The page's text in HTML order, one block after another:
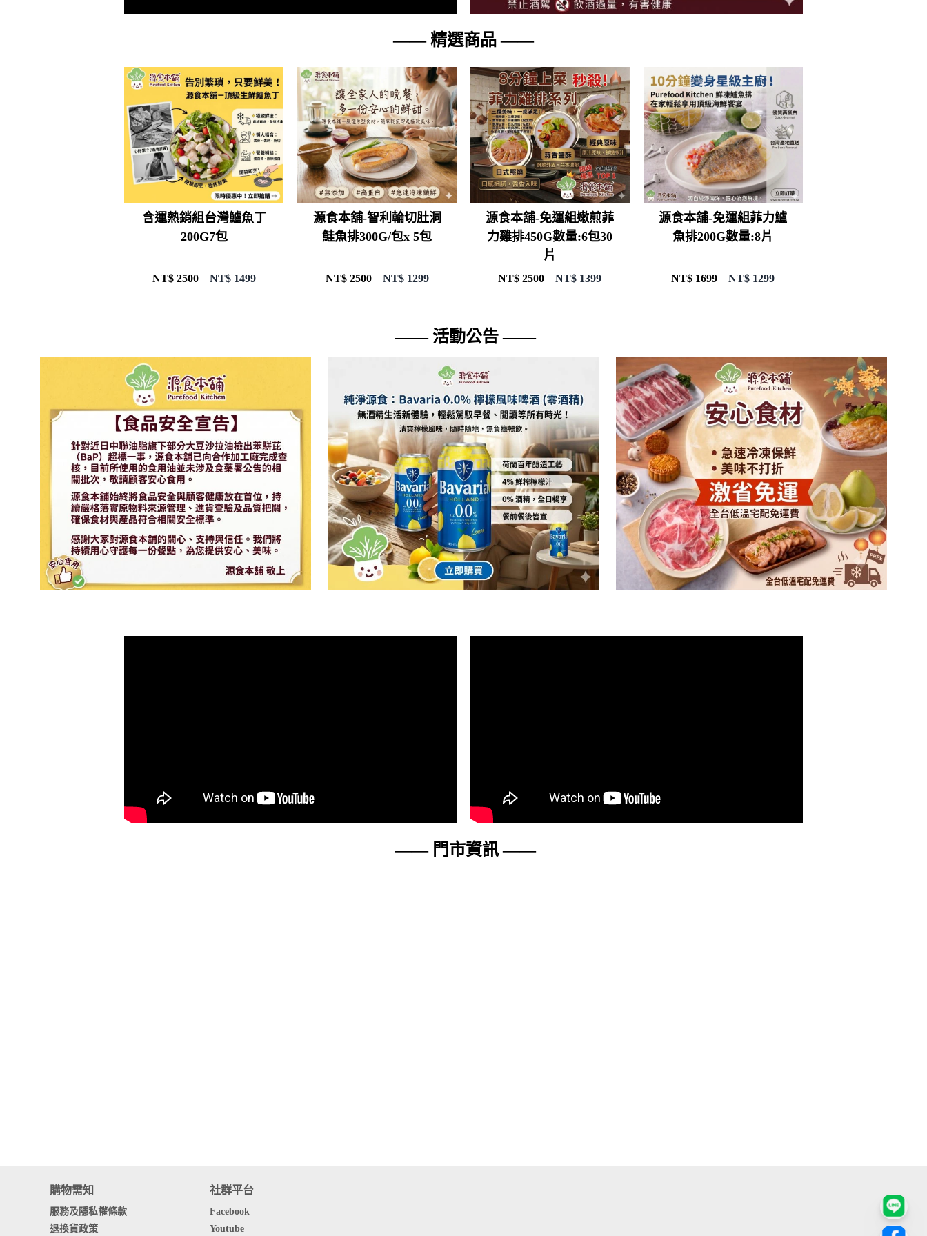
—— 精選商品 ——
含運熱銷組台灣鱸魚丁
200G7包
NT$ 2500 NT$1499
源食本舖-智利輪切肚洞
鮭魚排300G/包x 5包
NT$ 2500 NT$1299
源食本舖-免運組嫩煎菲
力雞排450G數量:6包30
片
NT$ 2500 NT$ 1399
源食本舖-免運組菲力鱸
魚排200G數量:8片
NT$ 1699 NT$ 1299
—— 活動公告 ——
—— 門市資訊 ——
購物需知
服務及隱私權條款
退換貨政策
社群平台
Facebook
Youtube